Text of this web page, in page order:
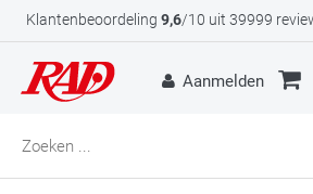
Klantenbeoordeling 9,6/10 uit 39999
Aanmelden